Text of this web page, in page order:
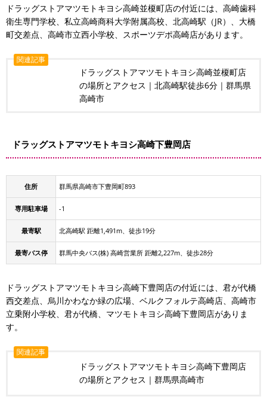
ドラッグストアマツモトキヨシ高崎並榎町店の付近には、高崎歯科
衛生専門学校、私立高崎商科大学附属高校、北高崎駅（JR）、大橋
町交差点、高崎市立西小学校、スポーツデポ高崎店があります。
関連記事
ドラッグストアマツモトキヨシ高崎並榎町店
の場所とアクセス｜北高崎駅徒歩6分｜群馬県
高崎市
ドラッグストアマツモトキヨシ高崎下豊岡店
住所 群馬県高崎市下豊岡町893
専用駐車場 -1
最寄駅 北高崎駅 距離1,491m、徒歩19分
最寄バス停 群馬中央バス(株) 高崎営業所 距離2,227m、徒歩28分
ドラッグストアマツモトキヨシ高崎下豊岡店の付近には、君が代橋
西交差点、烏川かわなか緑の広場、ベルクフォルテ高崎店、高崎市
立乗附小学校、君が代橋、マツモトキヨシ高崎下豊岡店がありま
す。
関連記事
ドラッグストアマツモトキヨシ高崎下豊岡店
の場所とアクセス｜群馬県高崎市